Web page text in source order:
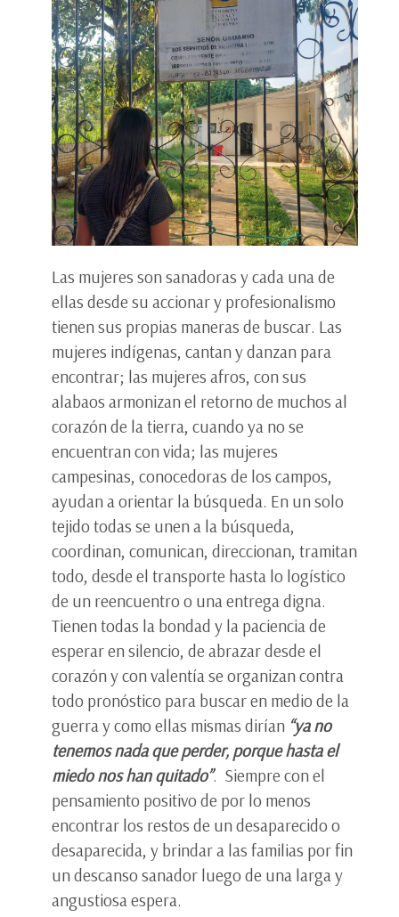
Las mujeres son sanadoras y cada una de
ellas desde su accionar y profesionalismo
tienen sus propias maneras de buscar. Las
mujeres indígenas, cantan y danzan para
encontrar; las mujeres afros, con sus
alabaos armonizan el retorno de muchos al
corazón de la tierra, cuando ya no se
encuentran con vida; las mujeres
campesinas, conocedoras de los campos,
ayudan a orientar la búsqueda. En un solo
tejido todas se unen a la búsqueda,
coordinan, comunican, direccionan, tramitan
todo, desde el transporte hasta lo logístico
de un reencuentro o una entrega digna.
Tienen todas la bondad y la paciencia de
esperar en silencio, de abrazar desde el
corazón y con valentía se organizan contra
todo pronóstico para buscar en medio de la
guerra y como ellas mismas dirían “ya no
tenemos nada que perder, porque hasta el
miedo nos han quitado”. Siempre con el
pensamiento positivo de por lo menos
encontrar los restos de un desaparecido o
desaparecida, y brindar a las familias por fin
un descanso sanador luego de una larga y
angustiosa espera.